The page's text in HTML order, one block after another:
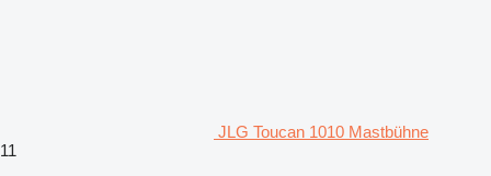
JLG Toucan 1010 Mastbühne
11